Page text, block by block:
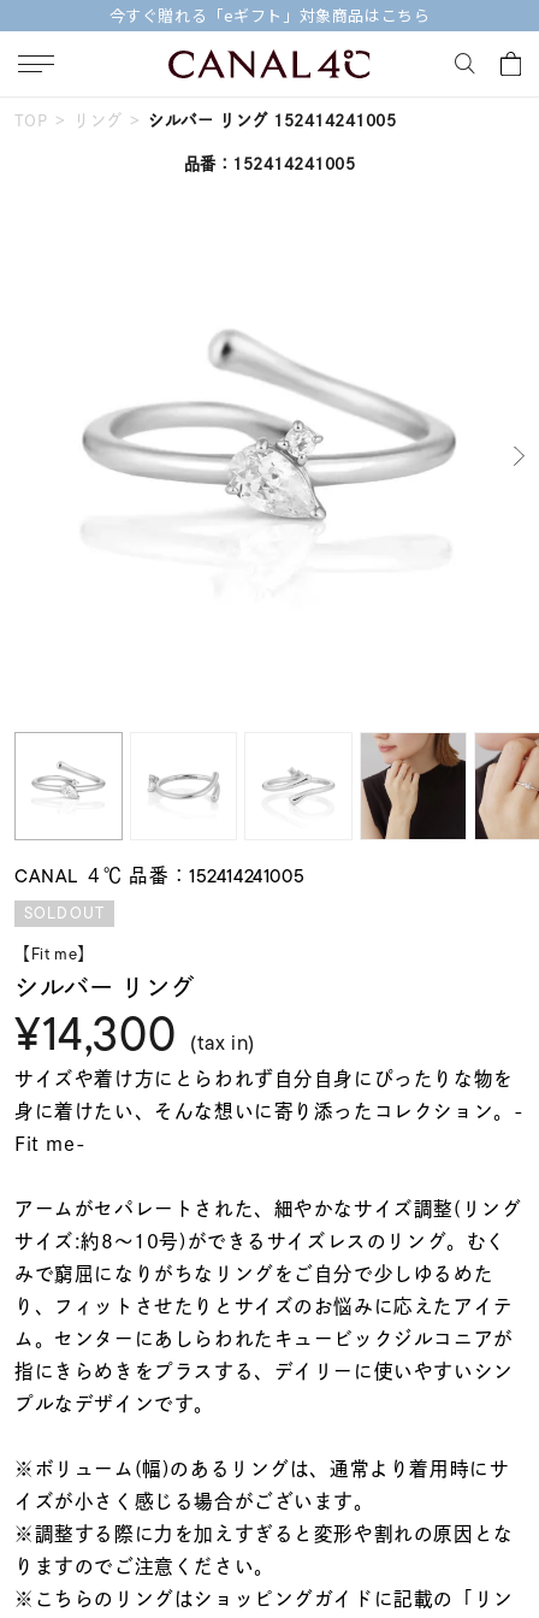
今すぐ贈れる「eギフト」対象商品はこちら
キーワードで検索する
#ダイヤモンド ネックレス
ブランド Canal４℃
石の色
ファッションテイス
ト
着用シーン
レディース
リングサイズ
メンズ
リングサイズ
～
価格 ¥0
在庫 在庫ありのみ
TOP リング シルバー リング 152414241005
品番：152414241005
CANAL ４℃ 品番：152414241005
SOLDOUT
【Fit me】
シルバー リング
¥14,300 (tax in)
サイズや着け方にとらわれず自分自身にぴったりな物を
身に着けたい、そんな想いに寄り添ったコレクション。-
Fit me-
アームがセパレートされた、細やかなサイズ調整(リング
サイズ:約8～10号)ができるサイズレスのリング。むく
みで窮屈になりがちなリングをご自分で少しゆるめた
り、フィットさせたりとサイズのお悩みに応えたアイテ
ム。センターにあしらわれたキュービックジルコニアが
指にきらめきをプラスする、デイリーに使いやすいシン
プルなデザインです。
※ボリューム(幅)のあるリングは、通常より着用時にサ
イズが小さく感じる場合がございます。
※調整する際に力を加えすぎると変形や割れの原因とな
りますのでご注意ください。
※こちらのリングはショッピングガイドに記載の「リン